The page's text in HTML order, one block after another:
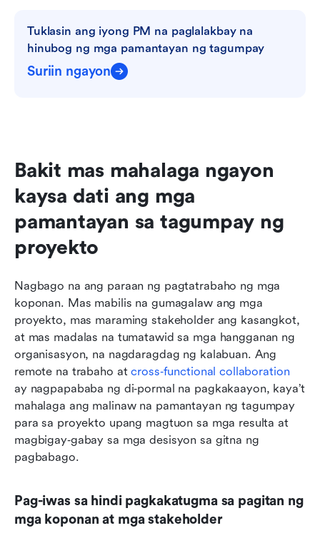
Tuklasin ang iyong PM na paglalakbay na
hinubog ng mga pamantayan ng tagumpay
Suriin ngayon
Bakit mas mahalaga ngayon
kaysa dati ang mga
pamantayan sa tagumpay ng
proyekto
Nagbago na ang paraan ng pagtatrabaho ng mga
koponan. Mas mabilis na gumagalaw ang mga
proyekto, mas maraming stakeholder ang kasangkot,
at mas madalas na tumatawid sa mga hangganan ng
organisasyon, na nagdaragdag ng kalabuan. Ang
remote na trabaho at cross‑functional collaboration
ay nagpapababa ng di‑pormal na pagkakaayon, kaya’t
mahalaga ang malinaw na pamantayan ng tagumpay
para sa proyekto upang magtuon sa mga resulta at
magbigay‑gabay sa mga desisyon sa gitna ng
pagbabago.
Pag-iwas sa hindi pagkakatugma sa pagitan ng
mga koponan at mga stakeholder